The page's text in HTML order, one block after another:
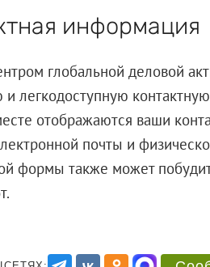
информация
глобальной деловой
и легкодоступную
отображаются ваши
почты и
формы также может